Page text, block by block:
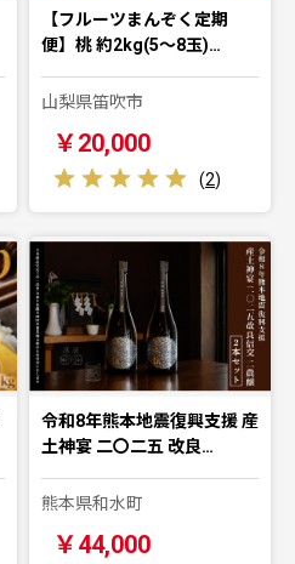
【フルーツまんぞく定期
便】桃 約2kg(5～8玉)…
山梨県笛吹市
￥20,000
(2)
令和8年熊本地震復興支援 産
土神宴 二〇二五 改良…
熊本県和水町
￥44,000